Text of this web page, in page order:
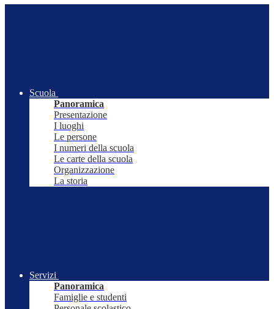
Scuola
Panoramica
Presentazione
I luoghi
Le persone
I numeri della scuola
Le carte della scuola
Organizzazione
La storia
Servizi
Panoramica
Famiglie e studenti